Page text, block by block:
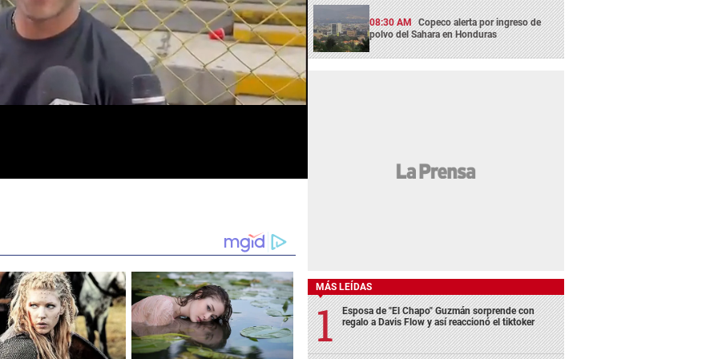
08:30 AM Copeco alerta por ingreso de
polvo del Sahara en Honduras
MÁS LEÍDAS
Esposa de "El Chapo" Guzmán sorprende con
regalo a Davis Flow y así reaccionó el tiktoker